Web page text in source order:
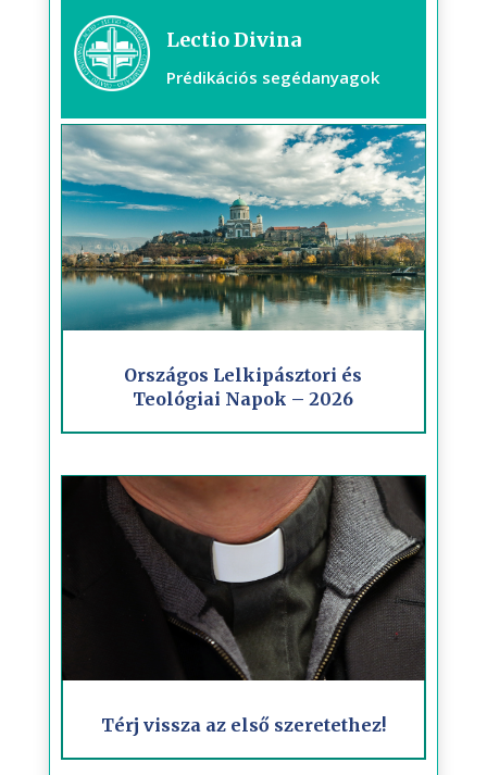
Lectio Divina
Prédikációs segédanyagok
Országos Lelkipásztori és
Teológiai Napok – 2026
Térj vissza az első szeretethez!